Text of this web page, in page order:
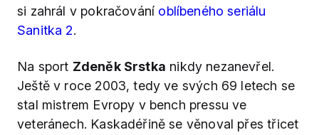
si zahrál v pokračování oblíbeného seriálu
Sanitka 2.
Na sport Zdeněk Srstka nikdy nezanevřel.
Ještě v roce 2003, tedy ve svých 69 letech se
stal mistrem Evropy v bench pressu ve
veteránech. Kaskadéřině se věnoval přes třicet